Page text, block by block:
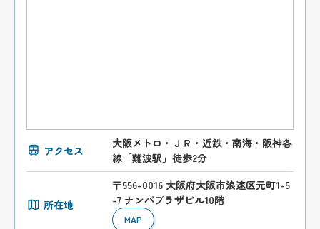
アクセス
大阪メトロ・ＪＲ・近鉄・南海・阪神各
線「難波駅」徒歩2分
所在地
〒556-0016 大阪府大阪市浪速区元町1-5
-7 ナンバプラザビル10階
MAP